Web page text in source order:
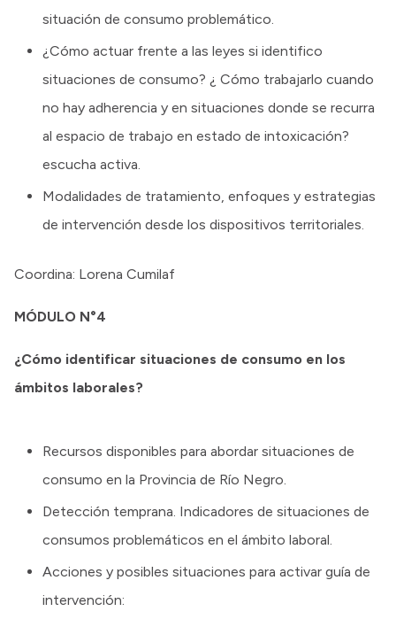
situación de consumo problemático.
¿Cómo actuar frente a las leyes si identifico
situaciones de consumo? ¿ Cómo trabajarlo cuando
no hay adherencia y en situaciones donde se recurra
al espacio de trabajo en estado de intoxicación?
escucha activa.
Modalidades de tratamiento, enfoques y estrategias
de intervención desde los dispositivos territoriales.
Coordina: Lorena Cumilaf
MÓDULO N°4
¿Cómo identificar situaciones de consumo en los
ámbitos laborales?
Recursos disponibles para abordar situaciones de
consumo en la Provincia de Río Negro.
Detección temprana. Indicadores de situaciones de
consumos problemáticos en el ámbito laboral.
Acciones y posibles situaciones para activar guía de
intervención: